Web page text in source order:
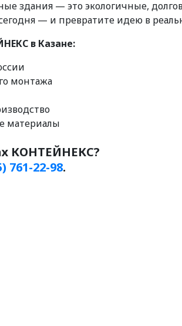
здания — это экологичные,
— и превратите идею в
в Казане:
монтажа
материалы
КОНТЕЙНЕКС?
761-22-98.